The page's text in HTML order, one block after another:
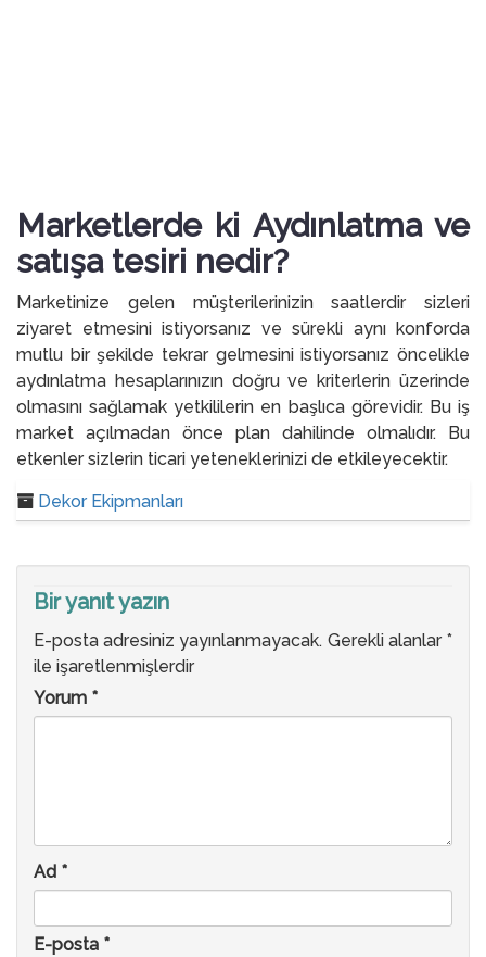
Marketlerde ki Aydınlatma ve
satışa tesiri nedir?
Marketinize gelen müşterilerinizin saatlerdir sizleri
ziyaret etmesini istiyorsanız ve sürekli aynı konforda
mutlu bir şekilde tekrar gelmesini istiyorsanız öncelikle
aydınlatma hesaplarınızın doğru ve kriterlerin üzerinde
olmasını sağlamak yetkililerin en başlıca görevidir. Bu iş
market açılmadan önce plan dahilinde olmalıdır. Bu
etkenler sizlerin ticari yeteneklerinizi de etkileyecektir.
Dekor Ekipmanları
Bir yanıt yazın
E-posta adresiniz yayınlanmayacak. Gerekli alanlar *
ile işaretlenmişlerdir
Yorum *
Ad *
E-posta *